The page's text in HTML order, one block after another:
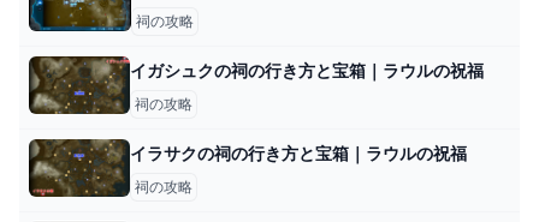
祠の攻略
イガシュクの祠の行き方と宝箱｜ラウルの祝福
祠の攻略
イラサクの祠の行き方と宝箱｜ラウルの祝福
祠の攻略